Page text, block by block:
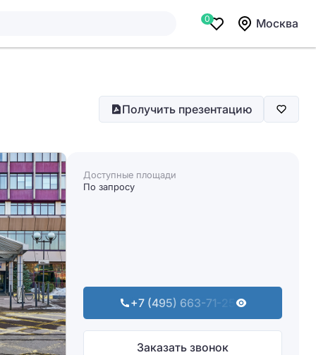
0 Москва
Получить презентацию
Доступные площади
По запросу
+7 (495) 663-71-25
Заказать звонок